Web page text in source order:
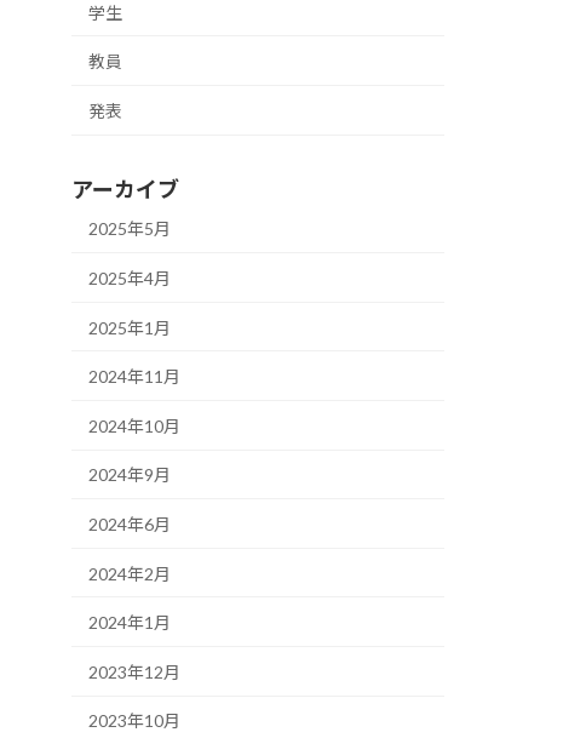
学生
教員
発表
アーカイブ
2025年5月
2025年4月
2025年1月
2024年11月
2024年10月
2024年9月
2024年6月
2024年2月
2024年1月
2023年12月
2023年10月